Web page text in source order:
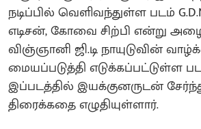
நடிப்பில் வெளிவந்துள்ள படம்
எடிசன், கோவை சிற்பி என்று
விஞ்ஞானி ஜி.டி நாயுடுவின்
மையப்படுத்தி எடுக்கப்பட்டுள்ள
இப்படத்தில் இயக்குனருடன்
திரைக்கதை எழுதியுள்ளார்.